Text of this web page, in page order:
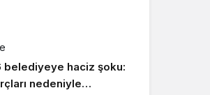
Gündüz Modu
Gündüz modunu seçin.
belediyeye haciz şoku:
nedeniyle